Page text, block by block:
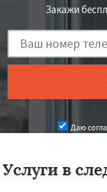
Закажи
Даю
Услуги в